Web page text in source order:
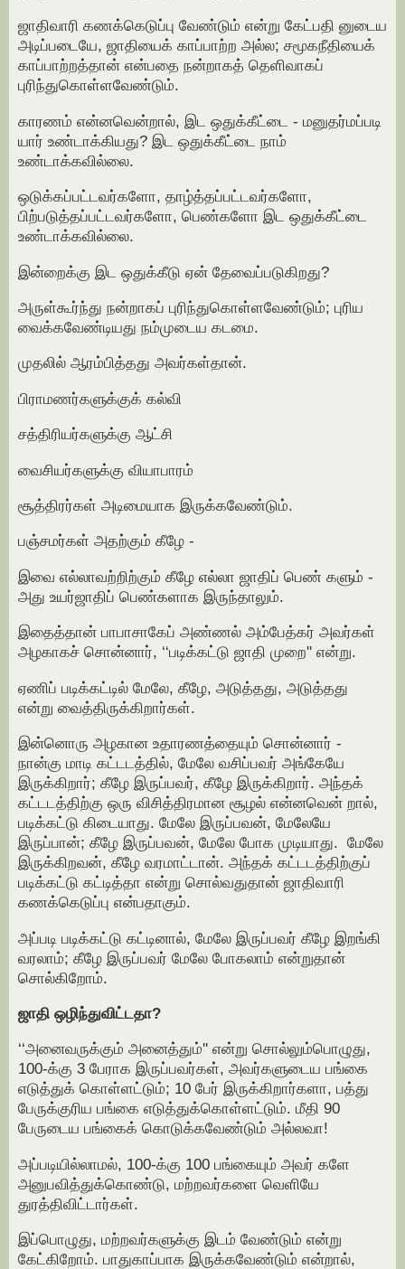
ஜாதிவாரி கணக்கெடுப்பு வேண்டும் என்று கேட்பதி னுடைய
அடிப்படையே, ஜாதியைக் காப்பாற்ற அல்ல; சமூகநீதியைக்
காப்பாற்றத்தான் என்பதை நன்றாகத் தெளிவாகப்
புரிந்துகொள்ளவேண்டும்.
காரணம் என்னவென்றால், இட ஒதுக்கீட்டை - மனுதர்மப்படி
யார் உண்டாக்கியது? இட ஒதுக்கீட்டை நாம்
உண்டாக்கவில்லை.
ஒடுக்கப்பட்டவர்களோ, தாழ்த்தப்பட்டவர்களோ,
பிற்படுத்தப்பட்டவர்களோ, பெண்களோ இட ஒதுக்கீட்டை
உண்டாக்கவில்லை.
இன்றைக்கு இட ஒதுக்கீடு ஏன் தேவைப்படுகிறது?
அருள்கூர்ந்து நன்றாகப் புரிந்துகொள்ளவேண்டும்; புரிய
வைக்கவேண்டியது நம்முடைய கடமை.
முதலில் ஆரம்பித்தது அவர்கள்தான்.
பிராமணர்களுக்குக் கல்வி
சத்திரியர்களுக்கு ஆட்சி
வைசியர்களுக்கு வியாபாரம்
சூத்திரர்கள் அடிமையாக இருக்கவேண்டும்.
பஞ்சமர்கள் அதற்கும் கீழே -
இவை எல்லாவற்றிற்கும் கீழே எல்லா ஜாதிப் பெண் களும் -
அது உயர்ஜாதிப் பெண்களாக இருந்தாலும்.
இதைத்தான் பாபாசாகேப் அண்ணல் அம்பேத்கர் அவர்கள்
அழகாகச் சொன்னார், ‘‘படிக்கட்டு ஜாதி முறை'' என்று.
ஏணிப் படிக்கட்டில் மேலே, கீழே, அடுத்தது, அடுத்தது
என்று வைத்திருக்கிறார்கள்.
இன்னொரு அழகான உதாரணத்தையும் சொன்னார் -
நான்கு மாடி கட்டடத்தில், மேலே வசிப்பவர் அங்கேயே
இருக்கிறார்; கீழே இருப்பவர், கீழே இருக்கிறார். அந்தக்
கட்டடத்திற்கு ஒரு விசித்திரமான சூழல் என்னவென் றால்,
படிக்கட்டு கிடையாது. மேலே இருப்பவன், மேலேயே
இருப்பான்; கீழே இருப்பவன், மேலே போக முடியாது. மேலே
இருக்கிறவன், கீழே வரமாட்டான். அந்தக் கட்டடத்திற்குப்
படிக்கட்டு கட்டித்தா என்று சொல்வதுதான் ஜாதிவாரி
கணக்கெடுப்பு என்பதாகும்.
அப்படி படிக்கட்டு கட்டினால், மேலே இருப்பவர் கீழே இறங்கி
வரலாம்; கீழே இருப்பவர் மேலே போகலாம் என்றுதான்
சொல்கிறோம்.
ஜாதி ஒழிந்துவிட்டதா?
‘‘அனைவருக்கும் அனைத்தும்'' என்று சொல்லும்பொழுது,
100-க்கு 3 பேராக இருப்பவர்கள், அவர்களுடைய பங்கை
எடுத்துக் கொள்ளட்டும்; 10 பேர் இருக்கிறார்களா, பத்து
பேருக்குரிய பங்கை எடுத்துக்கொள்ளட்டும். மீதி 90
பேருடைய பங்கைக் கொடுக்கவேண்டும் அல்லவா!
அப்படியில்லாமல், 100-க்கு 100 பங்கையும் அவர் களே
அனுபவித்துக்கொண்டு, மற்றவர்களை வெளியே
துரத்திவிட்டார்கள்.
இப்பொழுது, மற்றவர்களுக்கு இடம் வேண்டும் என்று
கேட்கிறோம். பாதுகாப்பாக இருக்கவேண்டும் என்றால்,